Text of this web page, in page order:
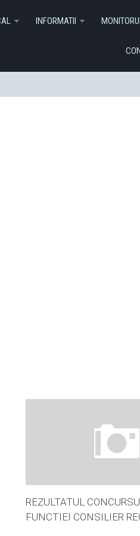
INFORMATII
ONLINE Contact
REZULTATUL
FUNCTIEI CONSILIER